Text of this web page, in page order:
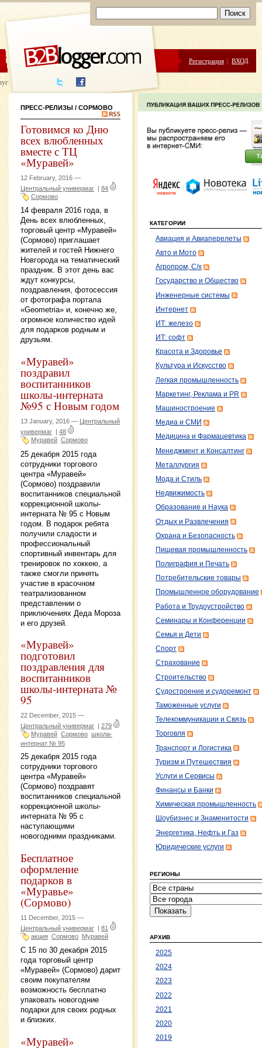
ЦЕНЫ ПОМОЩЬ Регистрация | ВХОД
написания
ПРЕСС-РЕЛИЗЫ / СОРМОВО
Готовимся ко Дню
всех влюбленных
вместе с ТЦ
«Муравей»
12 February, 2016 —
Центральный универмаг | 84
Сормово
14 февраля 2016 года, в
День всех влюбленных,
торговый центр «Муравей»
(Сормово) приглашает
жителей и гостей Нижнего
Новгорода на тематический
праздник. В этот день вас
ждут конкурсы,
поздравления, фотосессия
от фотографа портала
«Geometria» и, конечно же,
огромное количество идей
для подарков родным и
друзьям.
«Муравей»
поздравил
воспитанников
школы-интерната
№95 с Новым годом
13 January, 2016 — Центральный
универмаг | 48
Муравей Сормово
25 декабря 2015 года
сотрудники торгового
центра «Муравей»
(Сормово) поздравили
воспитанников специальной
коррекционной школы-
интерната № 95 с Новым
годом. В подарок ребята
получили сладости и
профессиональный
спортивный инвентарь для
тренировок по хоккею, а
также смогли принять
участие в красочном
театрализованном
представлении о
приключениях Деда Мороза
и его друзей.
«Муравей»
подготовил
поздравления для
воспитанников
школы-интерната №
95
22 December, 2015 —
Центральный универмаг
279
Муравей Сормово школа-
интернат № 95
25 декабря 2015 года
сотрудники торгового
центра «Муравей»
(Сормово) поздравят
воспитанников специальной
коррекционной школы-
интерната № 95 с
наступающими
новогодними праздниками.
Бесплатное
оформление
подарков в
«Муравье»
(Сормово)
11 December, 2015 —
Центральный универмаг | 81
акция Сормово Муравей
С 15 по 30 декабря 2015
года торговый центр
«Муравей» (Сормово) дарит
своим покупателям
возможность бесплатно
упаковать новогодние
подарки для своих родных
и близких.
«Муравей»
КАТЕГОРИИ
Авиация и Авиаперелеты
Авто и Мото
Агропром, С/х
Государство и Общество
Инженерные системы
Интернет
ИТ: железо
ИТ: софт
Красота и Здоровье
Культура и Искусство
Легкая промышленность
Маркетинг, Реклама и PR
Машиностроение
Медиа и СМИ
Медицина и Фармацевтика
Менеджмент и Консалтинг
Металлургия
Мода и Стиль
Недвижимость
Образование и Наука
Отдых и Развлечения
Охрана и Безопасность
Пищевая промышленность
Полиграфия и Печать
Потребительские товары
Промышленное оборудование
Работа и Трудоустройство
Семинары и Конференции
Семья и Дети
Спорт
Страхование
Строительство
Судостроение и судоремонт
Таможенные услуги
Телекоммуникации и Связь
Торговля
Транспорт и Логистика
Туризм и Путешествия
Услуги и Сервисы
Финансы и Банки
Химическая промышленность
Шоубизнес и Знаменитости
Энергетика, Нефть и Газ
Юридические услуги
РЕГИОНЫ
АРХИВ
2025
2024
2023
2022
2021
2020
2019